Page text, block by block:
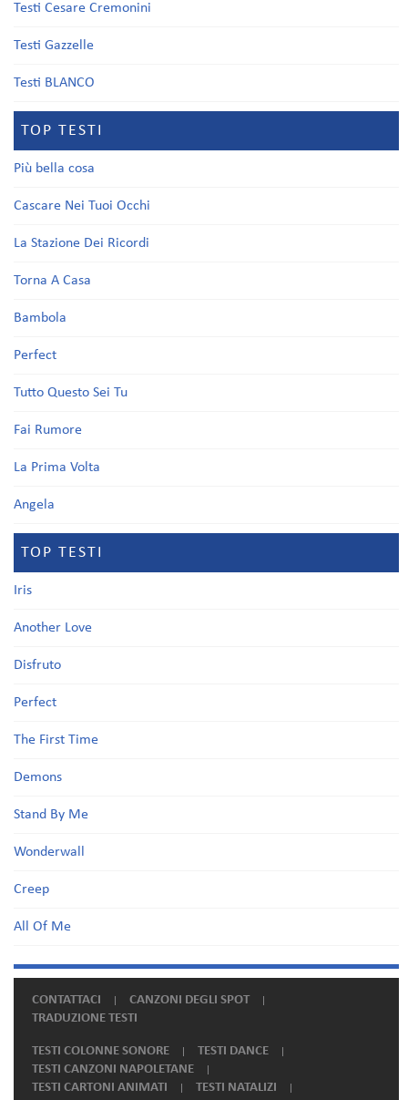
Testi Cesare Cremonini
Testi Gazzelle
Testi BLANCO
TOP TESTI
Più bella cosa
Cascare Nei Tuoi Occhi
La Stazione Dei Ricordi
Torna A Casa
Bambola
Perfect
Tutto Questo Sei Tu
Fai Rumore
La Prima Volta
Angela
TOP TESTI
Iris
Another Love
Disfruto
Perfect
The First Time
Demons
Stand By Me
Wonderwall
Creep
All Of Me
CONTATTACI
CANZONI DEGLI SPOT
TRADUZIONE TESTI
TESTI COLONNE SONORE
TESTI DANCE
TESTI CANZONI NAPOLETANE
TESTI CARTONI ANIMATI
TESTI NATALIZI